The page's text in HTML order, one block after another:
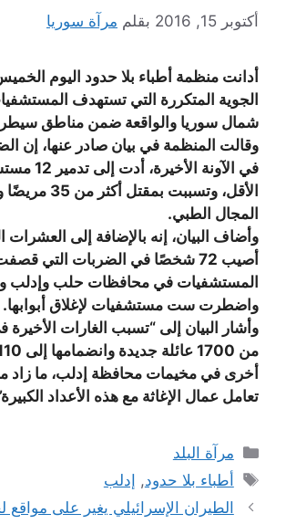
أكتوبر 15, 2016 بقلم مرآة سوريا
أدانت منظمة أطباء بلا حدود اليوم
الجوية المتكررة التي تستهدف
شمال سوريا والواقعة ضمن مناطق
وقالت المنظمة في بيان صادر عنها، إن
في الآونة
الأقل، وتسببت
المجال الطبي.
وأضاف البيان، إنه بالإضافة إلى العشرات
أصيب 72 شخصًا في الضربات التي
المستشفيات في محافظات حلب وإدلب
واضطرت ست مستشفيات لإغلاق أبوابها.
وأشار البيان إلى “تسبب الغارات الأخيرة
أخرى في مخيمات محافظة إدلب، ما زاد
تعامل عمال الإغاثة مع هذه الأعداد
التصنيفات
مرآة البلد
الوسوم
أطباء بلا حدود, إدلب
الطيران الإسرائيلي يغير على